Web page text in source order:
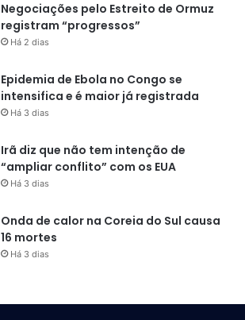
Negociações pelo Estreito de Ormuz
registram “progressos”
Há 2 dias
Epidemia de Ebola no Congo se
intensifica e é maior já registrada
Há 3 dias
Irã diz que não tem intenção de
“ampliar conflito” com os EUA
Há 3 dias
Onda de calor na Coreia do Sul causa
16 mortes
Há 3 dias